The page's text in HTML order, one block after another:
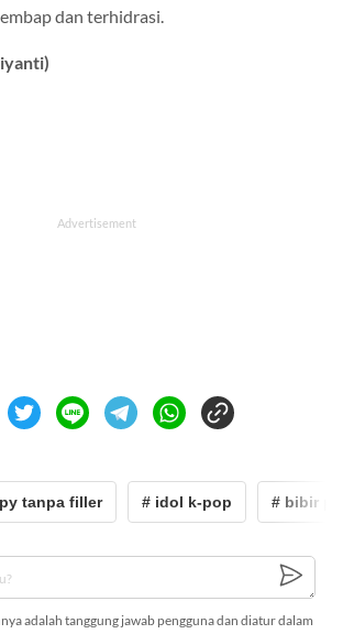
dan terhidrasi.
tanpa filler # idol k-pop # bibir
adalah tanggung jawab pengguna dan diatur dalam